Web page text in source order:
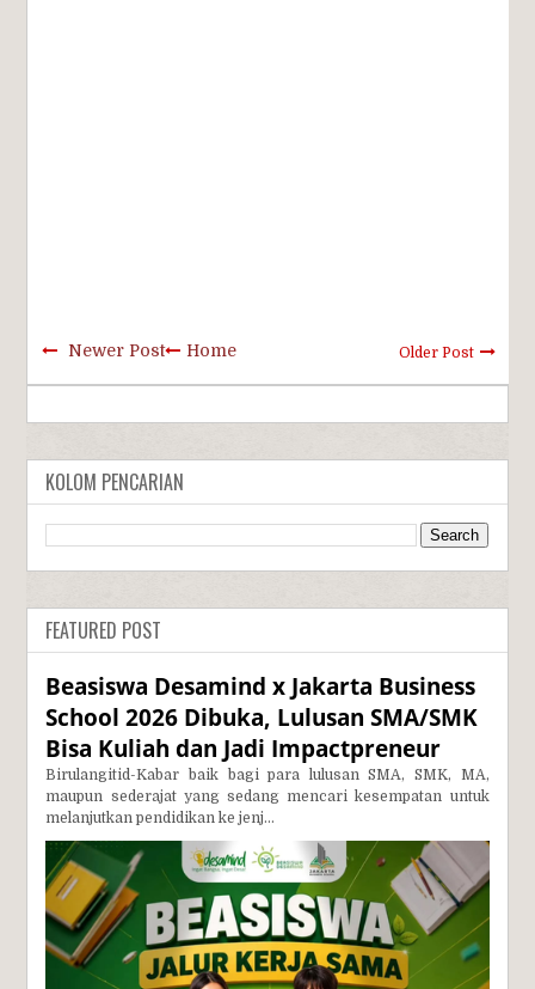
Newer Post Older Post
Home
KOLOM PENCARIAN
FEATURED POST
Beasiswa Desamind x Jakarta Business
School 2026 Dibuka, Lulusan SMA/SMK
Bisa Kuliah dan Jadi Impactpreneur
Birulangitid-Kabar baik bagi para lulusan SMA, SMK, MA,
maupun sederajat yang sedang mencari kesempatan untuk
melanjutkan pendidikan ke jenj...